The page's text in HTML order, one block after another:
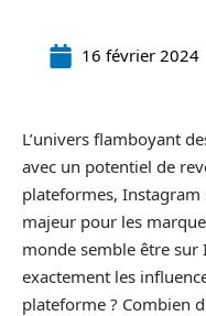
16 février 2024
L’univers flamboyant
avec un potentiel de
plateformes,
majeur pour les
monde semble être
exactement les
plateforme ? Combien